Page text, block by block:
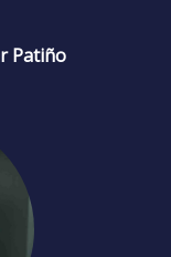
Patiño